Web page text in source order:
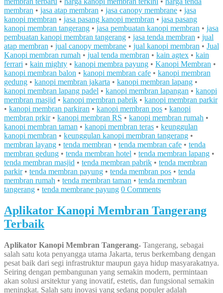
membran • jasa atap membran • jasa canopy membrane • jasa
kanopi membran • jasa pasang kanopi membran • jasa pasang
kanopi membran tangerang • jasa pembuatan kanopi membran • jasa
pembuatan kanopi membran tangerang • jasa tenda membran • jual
atap membran • jual canopy membrane • jual kanopi membran • Jual
Kanopi membran rumah • jual tenda membran • kain agtex • kain
ferrari • kain mighty • kanopi membra payung • Kanopi Membran •
kanopi membran balon • kanopi membran cafe • kanopi membran
gedung • kanopi membran jakarta • kanopi membran lapang •
kanopi membran lapang padel • kanopi membran lapangan • kanopi
membran masjid • kanopi membran pabrik • kanopi membran parkir
• kanopi membran parkiran • kanopi membran pos • kanopi
membran prkir• kanopi membran RS • kanopi membran rumah •
kanopi membran taman • kanopi membran teras • keunggulan
kanopi membran • keunggulan kanopi membran tangerang •
membran layang • tenda membran • tenda membran cafe • tenda
membran gedung • tenda membran hotel • tenda membran lapang •
tenda membran masjid • tenda membran pabrik • tenda membran
parkir• tenda membran payung • tenda membran pos • tenda
membran rumah • tenda membran taman • tenda membran
tangerang • tenda membrane payung 0 Comments
Aplikator Kanopi Membran Tangerang
Terbaik
Aplikator Kanopi Membran Tangerang- Tangerang, sebagai
salah satu kota penyangga utama Jakarta, terus berkembang dengan
pesat baik dari segi infrastruktur maupun gaya hidup masyarakatnya.
Seiring dengan pembangunan yang semakin modern, permintaan
akan solusi arsitektur yang inovatif, estetis, dan fungsional semakin
meningkat. Salah satu inovasi yang sedang populer adalah